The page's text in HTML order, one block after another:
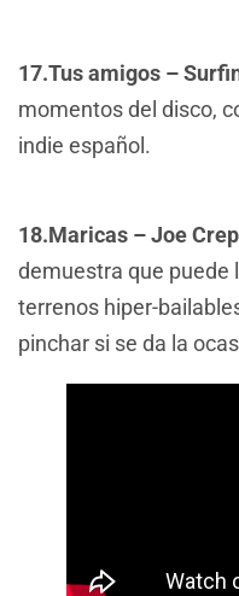
17.Tus amigos –
momentos del disco,
indie español.
18.Maricas – Joe
demuestra que puede
terrenos hiper-
pinchar si se da la